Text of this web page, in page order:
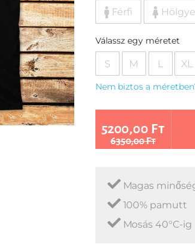
Férfi
Válassz egy méretet
S M L XL
Nem biztos a
5200,00 Ft
6350,00 Ft
Magas
100% pamutt
Mosás 40°C-ig